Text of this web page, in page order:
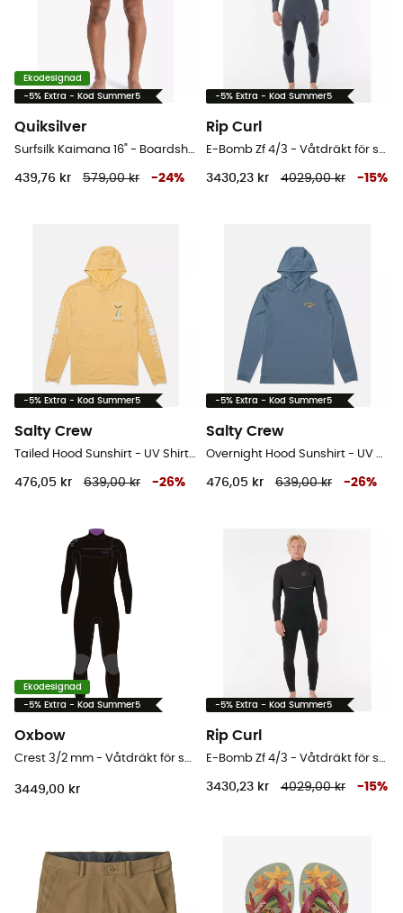
Ekodesignad
-5% Extra - Kod Summer5
Quiksilver
Surfsilk Kaimana 16" - Boardshorts - Herr
439,76 kr 579,00 kr -24%
-5% Extra - Kod Summer5
Rip Curl
E-Bomb Zf 4/3 - Våtdräkt för surfing - Herr
3430,23 kr 4029,00 kr -15%
-5% Extra - Kod Summer5
Salty Crew
Tailed Hood Sunshirt - UV Shirts - Herr
476,05 kr 639,00 kr -26%
-5% Extra - Kod Summer5
Salty Crew
Overnight Hood Sunshirt - UV Shirts - Herr
476,05 kr 639,00 kr -26%
Ekodesignad
-5% Extra - Kod Summer5
Oxbow
Crest 3/2 mm - Våtdräkt för surfing - Herr
3449,00 kr
-5% Extra - Kod Summer5
Rip Curl
E-Bomb Zf 4/3 - Våtdräkt för surfing - Herr
3430,23 kr 4029,00 kr -15%